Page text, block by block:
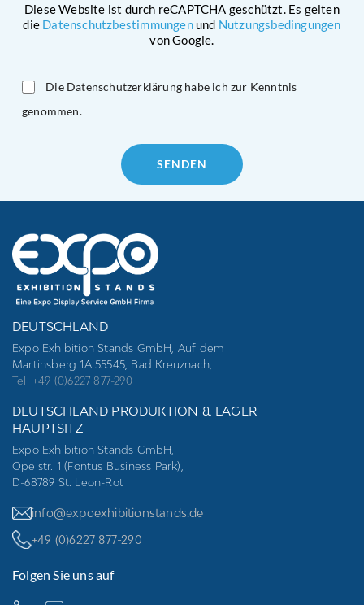
Diese Website ist durch reCAPTCHA geschützt. Es gelten
die Datenschutzbestimmungenund Nutzungsbedingungen
von Google.
Die Datenschutzerklärung habe ich zur Kenntnis
genommen.
empty.
DEUTSCHLAND
Expo Exhibition Stands GmbH, Auf dem
Martinsberg 1A 55545, Bad Kreuznach,
Tel: +49 (0)6227 877-290
DEUTSCHLAND PRODUKTION & LAGER
HAUPTSITZ
Expo Exhibition Stands GmbH,
Opelstr. 1 (Fontus Business Park),
D-68789 St. Leon-Rot
info@expoexhibitionstands.de
+49 (0)6227 877-290
Folgen Sie uns auf